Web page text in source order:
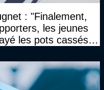
: "Finalement,
les jeunes
les pots cassés